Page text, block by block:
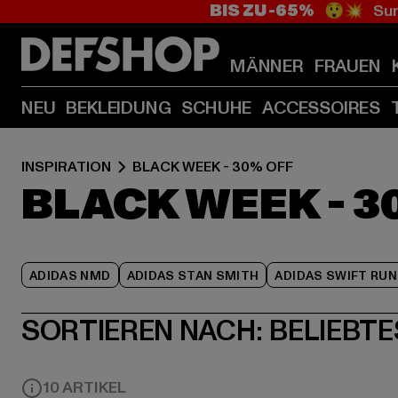
BIS ZU -65% 😲💥
MÄNNER FRAUEN
NEU BEKLEIDUNG SCHUHE ACCESSOIRES
INSPIRATION BLACK WEEK - 30% OFF
BLACK WEEK -
ADIDAS NMD ADIDAS STAN SMITH ADIDAS SWIFT RUN
SORTIEREN NACH:
10 ARTIKEL